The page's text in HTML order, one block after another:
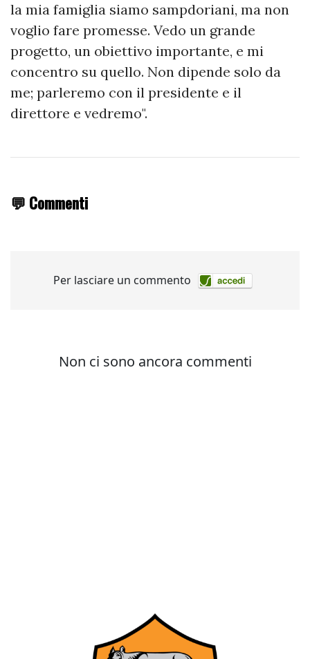
la mia famiglia siamo sampdoriani, ma non
voglio fare promesse. Vedo un grande
progetto, un obiettivo importante, e mi
concentro su quello. Non dipende solo da
me; parleremo con il presidente e il
direttore e vedremo".
💬 Commenti